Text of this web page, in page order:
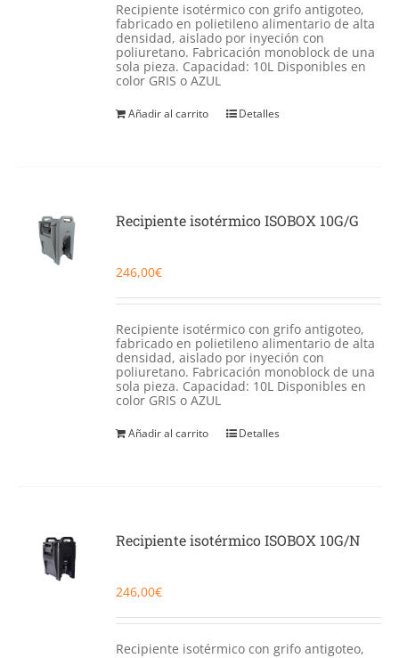
Recipiente isotérmico con grifo antigoteo,
fabricado en polietileno alimentario de alta
densidad, aislado por inyeción con
poliuretano. Fabricación monoblock de una
sola pieza. Capacidad: 10L Disponibles en
color GRIS o AZUL
Añadir al carrito Detalles
Recipiente isotérmico ISOBOX 10G/G
246,00€
Recipiente isotérmico con grifo antigoteo,
fabricado en polietileno alimentario de alta
densidad, aislado por inyeción con
poliuretano. Fabricación monoblock de una
sola pieza. Capacidad: 10L Disponibles en
color GRIS o AZUL
Añadir al carrito Detalles
Recipiente isotérmico ISOBOX 10G/N
246,00€
Recipiente isotérmico con grifo antigoteo,